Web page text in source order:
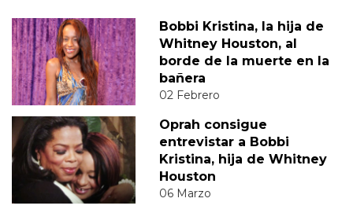
Bobbi Kristina, la hija de
Whitney Houston, al
borde de la muerte en la
bañera
02 Febrero
Oprah consigue
entrevistar a Bobbi
Kristina, hija de Whitney
Houston
06 Marzo